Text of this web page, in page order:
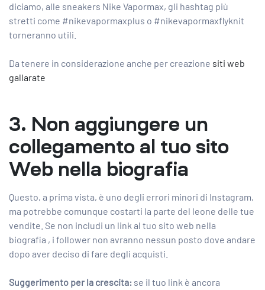
diciamo, alle sneakers Nike Vapormax, gli hashtag più
stretti come #nikevapormaxplus o #nikevapormaxflyknit
torneranno utili.
Da tenere in considerazione anche per creazione siti web
gallarate
3. Non aggiungere un
collegamento al tuo sito
Web nella biografia
Questo, a prima vista, è uno degli errori minori di Instagram,
ma potrebbe comunque costarti la parte del leone delle tue
vendite. Se non includi un link al tuo sito web nella
biografia , i follower non avranno nessun posto dove andare
dopo aver deciso di fare degli acquisti.
Suggerimento per la crescita: se il tuo link è ancora